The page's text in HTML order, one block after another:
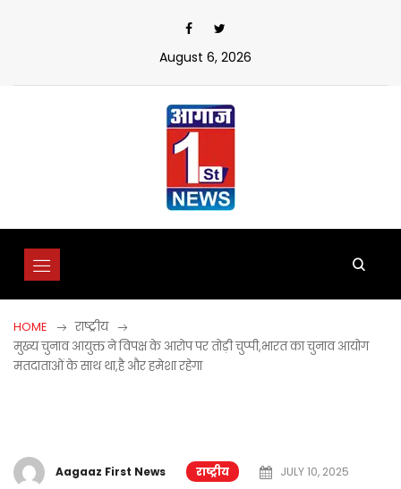
August 6, 2026
HOME
राष्ट्रीय
मुख्य चुनाव आयुक्त ने विपक्ष के आरोप पर तोड़ी चुप्पी,भारत का चुनाव आयोग
मतदाताओं के साथ था,है और हमेशा रहेगा
Aagaaz First News राष्ट्रीय
JULY 10, 2025